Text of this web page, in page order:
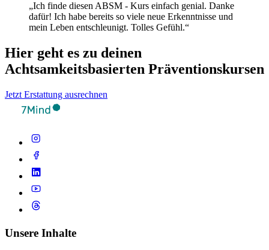
„Ich finde diesen ABSM - Kurs einfach genial. Danke
dafür! Ich habe bereits so viele neue Erkenntnisse und
mein Leben entschleunigt. Tolles Gefühl.“
Hier geht es zu deinen
Achtsamkeitsbasierten Präventionskursen
Jetzt Erstattung ausrechnen
Unsere Inhalte